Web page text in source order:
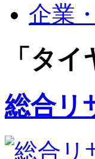
企業
「タ
総合リ